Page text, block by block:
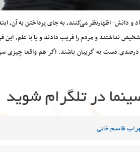
دانش- اظهارنظر می‌کنند، به جای پرداختن به آن،
نداشتند و مردم را فریب دادند و یا با علم،
تومانی و تورم‌های چند ده درصدی دست به گریبان باشند. اگر هم
قاسم خانی